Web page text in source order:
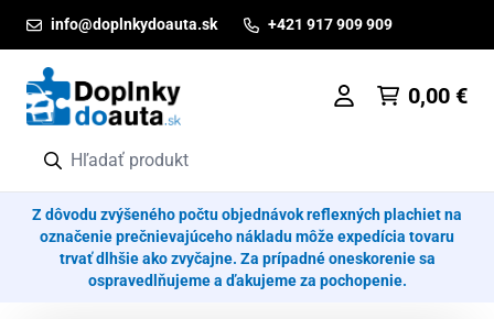
info@doplnkydoauta.sk +421 917 909 909
0,00 €
Z dôvodu zvýšeného počtu objednávok reflexných plachiet na
označenie prečnievajúceho nákladu môže expedícia tovaru
trvať dlhšie ako zvyčajne. Za prípadné oneskorenie sa
ospravedlňujeme a ďakujeme za pochopenie.